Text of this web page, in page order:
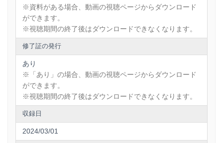
※資料がある場合、動画の視聴ページからダウンロード
ができます。
※視聴期間の終了後はダウンロードできなくなります。
修了証の発行
あり
※「あり」の場合、動画の視聴ページからダウンロード
ができます。
※視聴期間の終了後はダウンロードできなくなります。
収録日
2024/03/01